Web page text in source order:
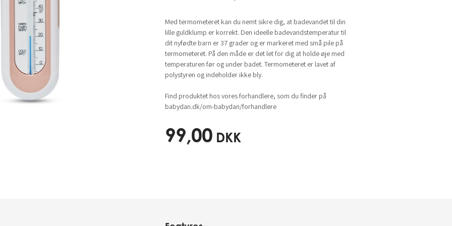
Med termometeret kan du nemt sikre dig, at badevandet til din
lille guldklump er korrekt. Den ideelle badevandstemperatur til
dit nyfødte barn er 37 grader og er markeret med små pile på
termometeret. På den måde er det let for dig at holde øje med
temperaturen før og under badet. Termometeret er lavet af
polystyren og indeholder ikke bly.
Find produktet hos vores forhandlere, som du finder på
babydan.dk/om-babydan/forhandlere
99,00 DKK